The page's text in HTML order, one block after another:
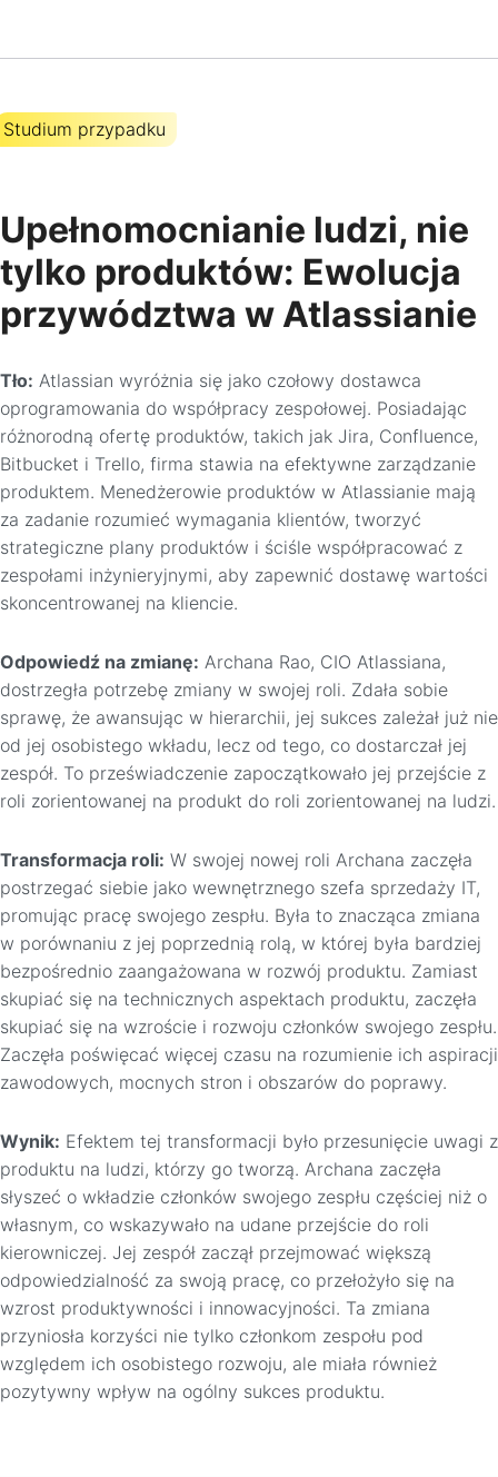
Studium przypadku
Upełnomocnianie ludzi, nie
tylko produktów: Ewolucja
przywództwa w Atlassianie
Tło: Atlassian wyróżnia się jako czołowy dostawca
oprogramowania do współpracy zespołowej. Posiadając
różnorodną ofertę produktów, takich jak Jira, Confluence,
Bitbucket i Trello, firma stawia na efektywne zarządzanie
produktem. Menedżerowie produktów w Atlassianie mają
za zadanie rozumieć wymagania klientów, tworzyć
strategiczne plany produktów i ściśle współpracować z
zespołami inżynieryjnymi, aby zapewnić dostawę wartości
skoncentrowanej na kliencie.
Odpowiedź na zmianę: Archana Rao, CIO Atlassiana,
dostrzegła potrzebę zmiany w swojej roli. Zdała sobie
sprawę, że awansując w hierarchii, jej sukces zależał już nie
od jej osobistego wkładu, lecz od tego, co dostarczał jej
zespół. To przeświadczenie zapoczątkowało jej przejście z
roli zorientowanej na produkt do roli zorientowanej na ludzi.
Transformacja roli: W swojej nowej roli Archana zaczęła
postrzegać siebie jako wewnętrznego szefa sprzedaży IT,
promując pracę swojego zespłu. Była to znacząca zmiana
w porównaniu z jej poprzednią rolą, w której była bardziej
bezpośrednio zaangażowana w rozwój produktu. Zamiast
skupiać się na technicznych aspektach produktu, zaczęła
skupiać się na wzroście i rozwoju członków swojego zespłu.
Zaczęła poświęcać więcej czasu na rozumienie ich aspiracji
zawodowych, mocnych stron i obszarów do poprawy.
Wynik: Efektem tej transformacji było przesunięcie uwagi z
produktu na ludzi, którzy go tworzą. Archana zaczęła
słyszeć o wkładzie członków swojego zespłu częściej niż o
własnym, co wskazywało na udane przejście do roli
kierowniczej. Jej zespół zaczął przejmować większą
odpowiedzialność za swoją pracę, co przełożyło się na
wzrost produktywności i innowacyjności. Ta zmiana
przyniosła korzyści nie tylko członkom zespołu pod
względem ich osobistego rozwoju, ale miała również
pozytywny wpływ na ogólny sukces produktu.